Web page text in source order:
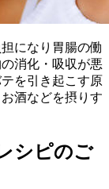
になり胃腸の働
消化・吸収が悪
を引き起こす原
酒などを摂りす
シピのご